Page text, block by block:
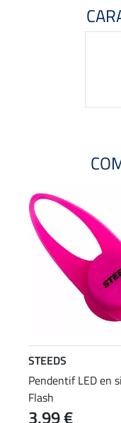
STEEDS
Pendentif LED en
Flash
3,99 €